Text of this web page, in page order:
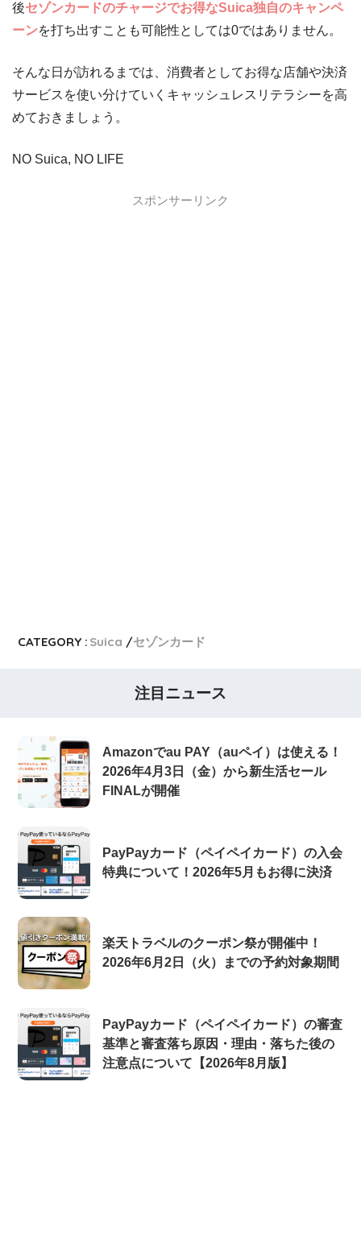
後セゾンカードのチャージでお得なSuica独自のキャンペ
ーンを打ち出すことも可能性としては0ではありません。
そんな日が訪れるまでは、消費者としてお得な店舗や決済
サービスを使い分けていくキャッシュレスリテラシーを高
めておきましょう。
NO Suica, NO LIFE
スポンサーリンク
CATEGORY : Suica セゾンカード
注目ニュース
Amazonでau PAY（auペイ）は使える！
2026年4月3日（金）から新生活セール
FINALが開催
PayPayカード（ペイペイカード）の入会
特典について！2026年5月もお得に決済
楽天トラベルのクーポン祭が開催中！
2026年6月2日（火）までの予約対象期間
PayPayカード（ペイペイカード）の審査
基準と審査落ち原因・理由・落ちた後の
注意点について【2026年8月版】